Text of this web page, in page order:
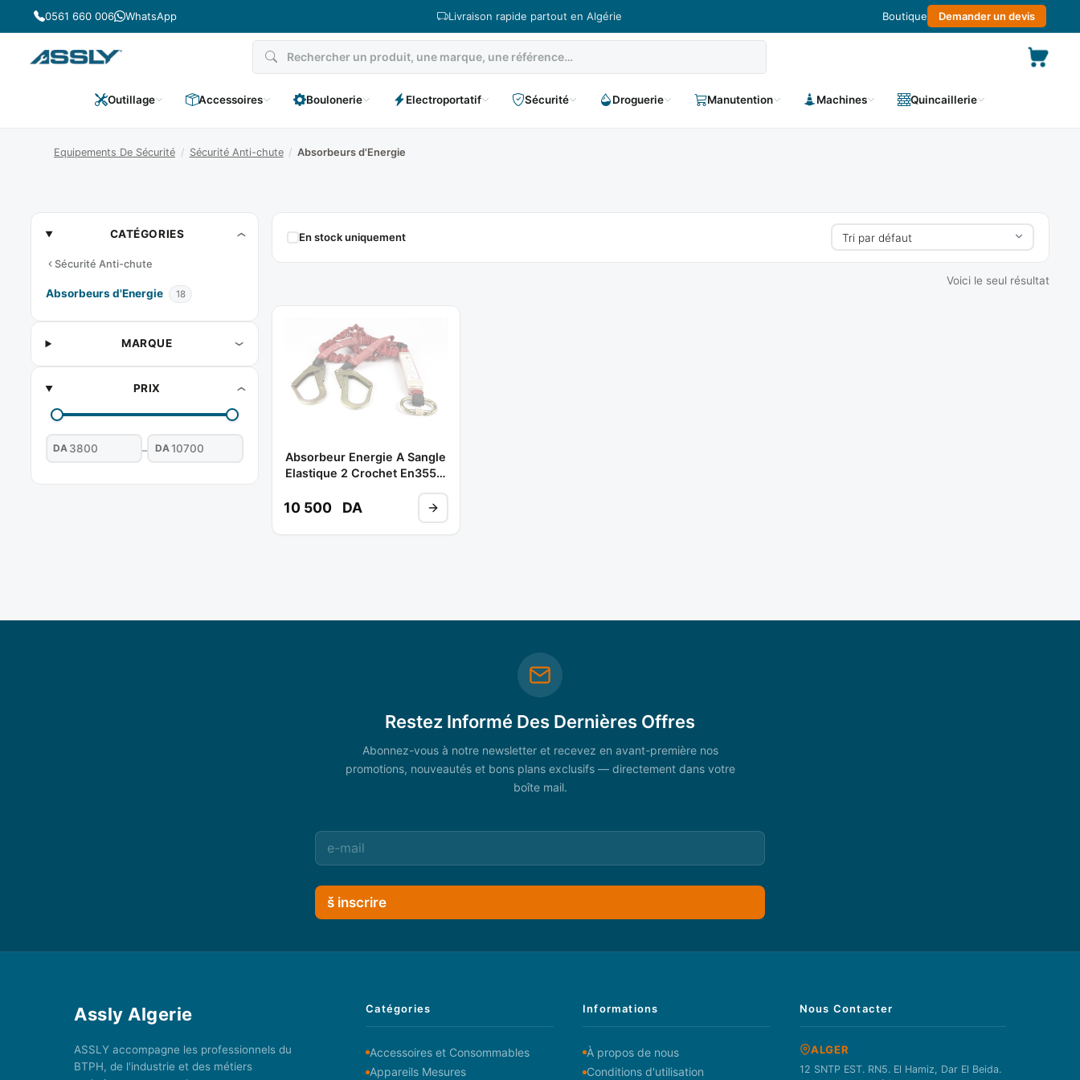
Passer
au
contenu
0561 660 006 WhatsApp Livraison rapide partout en Algérie Boutique Demander un devis
Outillage Accessoires Boulonerie Electroportatif Sécurité Droguerie Manutention Machines Quincaillerie
Equipements De Sécurité / Sécurité Anti-chute / Absorbeurs d'Energie
Absorbeurs
D'Energie
CATÉGORIES
Sécurité Anti-chute
Absorbeurs d'Energie 18
MARQUE
PRIX
DA – DA
En stock uniquement
Voici le seul résultat
Absorbeur Energie A Sangle
Elastique 2 Crochet En355
10 500 DA
Restez Informé Des Dernières Offres
Abonnez-vous à notre newsletter et recevez en avant-première nos
promotions, nouveautés et bons plans exclusifs — directement dans votre
boîte mail.
š inscrire
Assly Algerie
ASSLY accompagne les professionnels du
BTPH, de l'industrie et des métiers
Catégories
Accessoires et Consommables
Appareils Mesures
Informations
À propos de nous
Conditions d'utilisation
Nous Contacter
ALGER
12 SNTP EST. RN5. El Hamiz, Dar El Beida.